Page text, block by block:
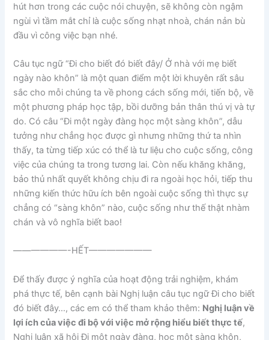
hút hơn trong các cuộc nói chuyện, sẽ không còn ngậm
ngùi vì tầm mắt chỉ là cuộc sống nhạt nhoà, chán nản bù
đầu vì công việc bạn nhé.
Câu tục ngữ “Đi cho biết đó biết đây/ Ở nhà với mẹ biết
ngày nào khôn” là một quan điểm một lời khuyên rất sâu
sắc cho mỗi chúng ta về phong cách sống mới, tiến bộ, về
một phương pháp học tập, bồi dưỡng bản thân thú vị và tự
do. Có câu “Đi một ngày đàng học một sàng khôn”, dẫu
tưởng như chẳng học được gì nhưng những thứ ta nhìn
thấy, ta từng tiếp xúc có thể là tư liệu cho cuộc sống, công
việc của chúng ta trong tương lai. Còn nếu khăng khăng,
bảo thủ nhất quyết không chịu đi ra ngoài học hỏi, tiếp thu
những kiến thức hữu ích bên ngoài cuộc sống thì thực sự
chẳng có “sàng khôn” nào, cuộc sống như thế thật nhàm
chán và vô nghĩa biết bao!
——————-HẾT———————
Để thấy được ý nghĩa của hoạt động trải nghiệm, khám
phá thực tế, bên cạnh bài Nghị luận câu tục ngữ Đi cho biết
đó biết đây…, các em có thể tham khảo thêm: Nghị luận về
lợi ích của việc đi bộ với việc mở rộng hiểu biết thực tế,
Nghị luận xã hội Đi một ngày đàng, học một sàng khôn,